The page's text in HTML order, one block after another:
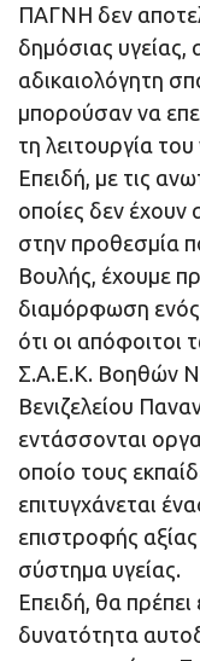
ΠΑΓΝΗ δεν
δημόσιας υγείας,
αδικαιολόγητη
μπορούσαν να
τη λειτουργία
Επειδή, με τις
οποίες δεν έχουν
στην προθεσμία
Βουλής, έχουμε
διαμόρφωση ενός
ότι οι απόφοιτοι
Σ.Α.Ε.Κ. Βοηθών
Βενιζελείου
εντάσσονται
οποίο τους
επιτυγχάνεται
επιστροφής
σύστημα υγείας.
Επειδή, θα
δυνατότητα